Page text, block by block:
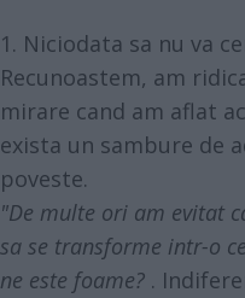
1. Niciodata sa nu va
Recunoastem, am
mirare cand am aflat
exista un sambure de
poveste.
"De multe ori am evitat
sa se transforme intr-o
ne este foame? .